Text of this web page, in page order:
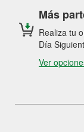
Más
Realiza tu
Día
Ver